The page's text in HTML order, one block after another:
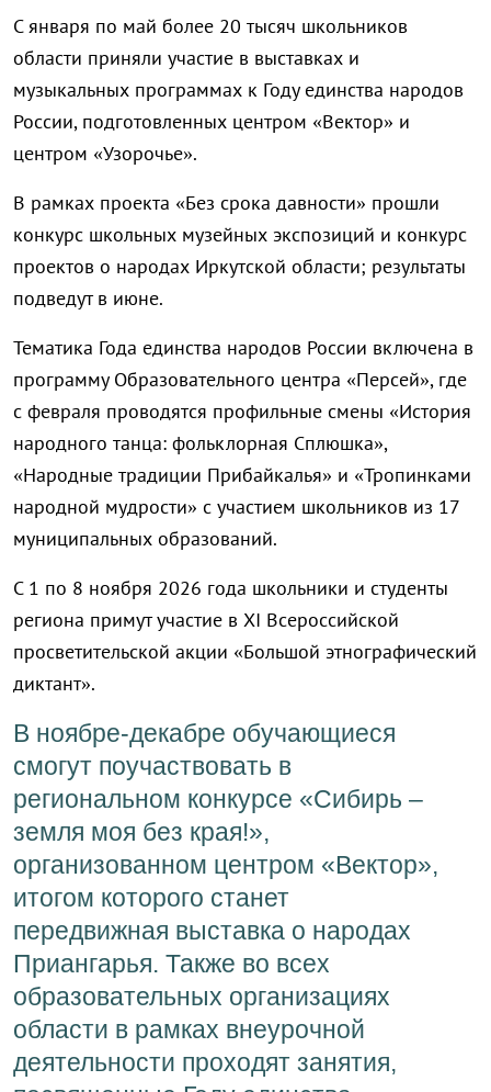
С января по май более 20 тысяч школьников
области приняли участие в выставках и
музыкальных программах к Году единства народов
России, подготовленных центром «Вектор» и
центром «Узорочье».
В рамках проекта «Без срока давности» прошли
конкурс школьных музейных экспозиций и конкурс
проектов о народах Иркутской области; результаты
подведут в июне.
Тематика Года единства народов России включена в
программу Образовательного центра «Персей», где
с февраля проводятся профильные смены «История
народного танца: фольклорная Сплюшка»,
«Народные традиции Прибайкалья» и «Тропинками
народной мудрости» с участием школьников из 17
муниципальных образований.
С 1 по 8 ноября 2026 года школьники и студенты
региона примут участие в XI Всероссийской
просветительской акции «Большой этнографический
диктант».
В ноябре-декабре обучающиеся
смогут поучаствовать в
региональном конкурсе «Сибирь –
земля моя без края!»,
организованном центром «Вектор»,
итогом которого станет
передвижная выставка о народах
Приангарья. Также во всех
образовательных организациях
области в рамках внеурочной
деятельности проходят занятия,